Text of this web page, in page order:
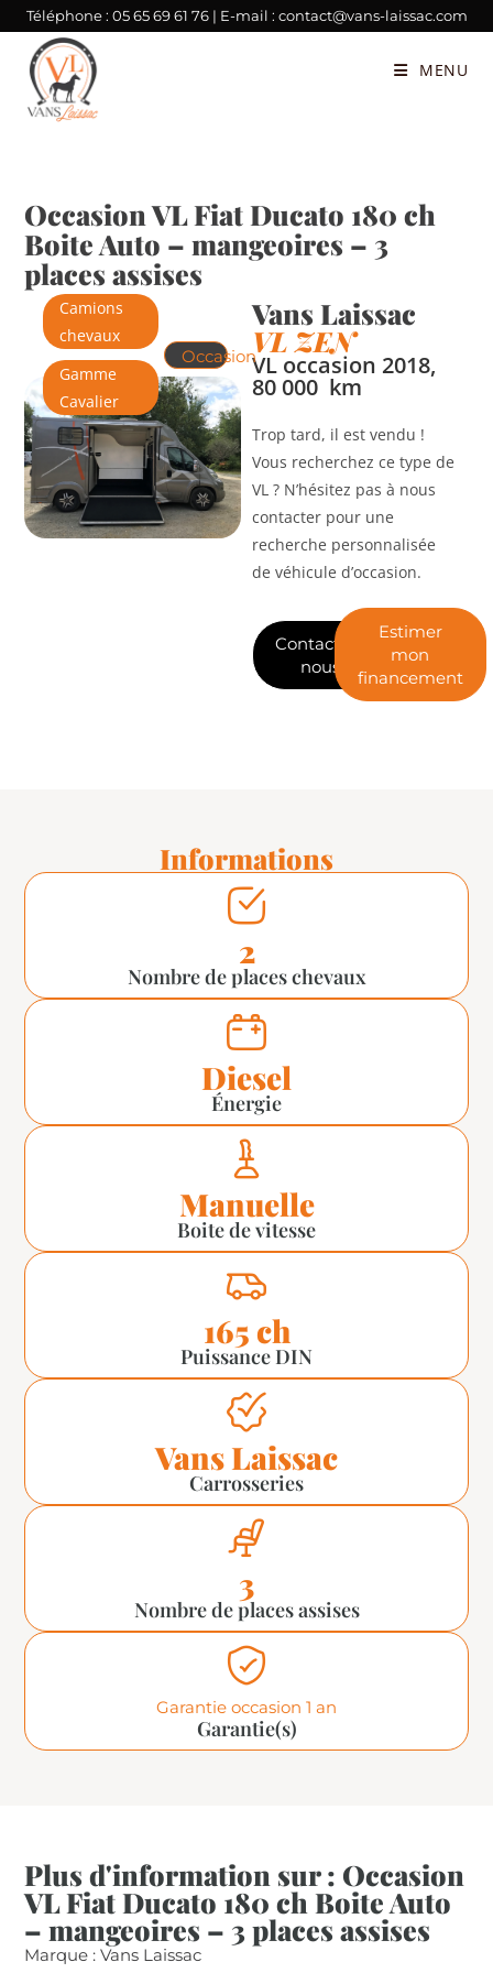
Téléphone : 05 65 69 61 76| E-mail : contact@vans-laissac.com
MENU
Occasion VL Fiat Ducato 180 ch
Boite Auto – mangeoires – 3
places assises
Camions
chevaux
Gamme
Cavalier
Occasion
Vans Laissac
VL ZEN
VL occasion 2018,
80 000 km
Trop tard, il est vendu !
Vous recherchez ce type de
VL ? N’hésitez pas à nous
contacter pour une
recherche personnalisée
de véhicule d’occasion.
Contactez-
nous
Estimer
mon
financement
Informations
2
Nombre de places chevaux
Diesel
Énergie
Manuelle
Boite de vitesse
165 ch
Puissance DIN
Vans Laissac
Carrosseries
3
Nombre de places assises
Garantie occasion 1 an
Garantie(s)
Plus d'information sur : Occasion
VL Fiat Ducato 180 ch Boite Auto
– mangeoires – 3 places assises
Marque : Vans Laissac